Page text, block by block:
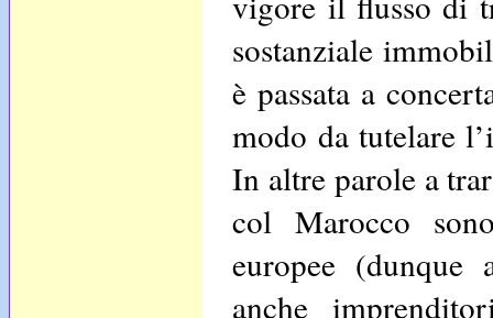
sostanziale
è passata a
modo da tutelare
In altre parole a
col Marocco
europee (dunque
anche